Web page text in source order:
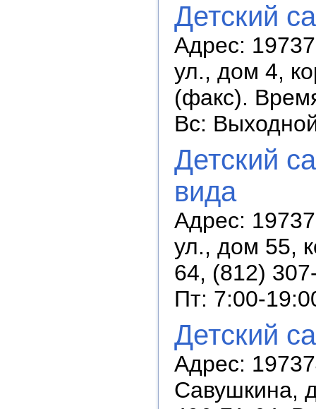
Детский
Адрес:
ул., дом 4,
(факс).
Вс:
Детский
вида
Адрес:
ул., дом 55,
64, (812)
Пт: 7:00-
Детский
Адрес:
Савушкина,